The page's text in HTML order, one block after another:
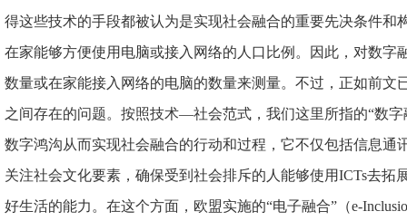
得这些技术的手段都被认为是实现社会融合的重要先决条件和
在家能够方便使用电脑或接入网络的人口比例。因此，对数字
数量或在家能接入网络的电脑的数量来测量。不过，正如前文
之间存在的问题。按照技术—社会范式，我们这里所指的“数
数字鸿沟从而实现社会融合的行动和过程，它不仅包括信息通
关注社会文化要素，确保受到社会排斥的人能够使用ICTs去拓
好生活的能力。在这个方面，欧盟实施的“电子融合”（e-